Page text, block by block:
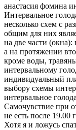
анастасия фомина
Интервальное
несколько схем с
общим для них
на две части
а на протяжении
кроме воды,
интервальному
индивидуальный
выбору схемы
интервальное
Самочувствие при
не есть после 19.00
Хотя я и ложусь